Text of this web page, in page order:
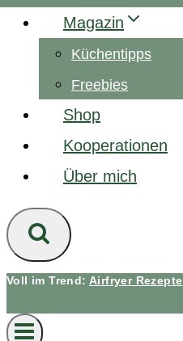
Magazin
Küchentipps
Freebies
Shop
Kooperationen
Über mich
Voll im Trend: Airfryer Rezepte